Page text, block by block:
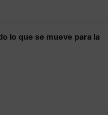
lo que se mueve para la